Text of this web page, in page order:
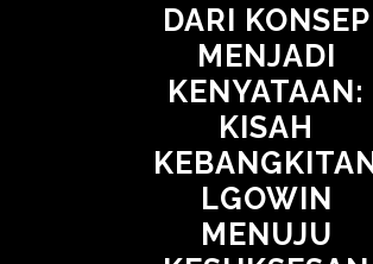
DARI KONSEP
MENJADI
KENYATAAN:
KISAH
LGOWIN
MENUJU